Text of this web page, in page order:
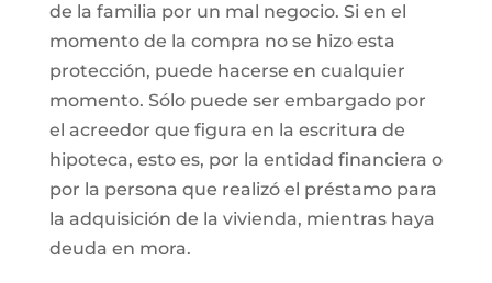
de la familia por un mal negocio. Si en el
momento de la compra no se hizo esta
protección, puede hacerse en cualquier
momento. Sólo puede ser embargado por
el acreedor que figura en la escritura de
hipoteca, esto es, por la entidad financiera o
por la persona que realizó el préstamo para
la adquisición de la vivienda, mientras haya
deuda en mora.